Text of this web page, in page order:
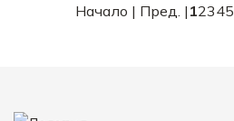
Начало | Пред. | 12345